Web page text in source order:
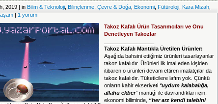
2019 | in Bilim & Teknoloji Bilinçlenme Çevre & Doğa Ekonomi Fütüroloji Kara Mizah
|1 yorum
Takoz Kafalı Ürün Tasarımcıları ve Onu
Denetleyen Takozlar
Takoz Kafalı Mantıkla Üretilen Ürünler:
Aşağıda bahsini ettiğimiz ürünleri tasarlayanlar
takoz kafalıdır. Ürünleri ilk imal eden kişiden
itibaren o ürünleri devam ettiren imalatçılar da
takoz kafalıdır. Tüketicilere lafım yok. Çünkü
onların kahir ekseriyeti “uydum kalabalığa,
allahü ekber“ mantığı ile davrandıkları için,
ekonomi biliminde, “her arz kendi talebini